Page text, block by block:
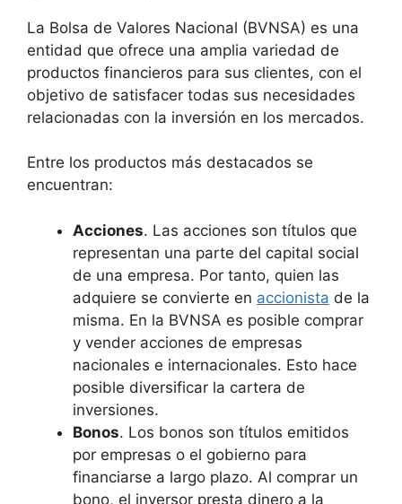
La Bolsa de Valores Nacional (BVNSA) es una
entidad que ofrece una amplia variedad de
productos financieros para sus clientes, con el
objetivo de satisfacer todas sus necesidades
relacionadas con la inversión en los mercados.
Entre los productos más destacados se
encuentran:
Acciones. Las acciones son títulos que
representan una parte del capital social
de una empresa. Por tanto, quien las
adquiere se convierte en accionista de la
misma. En la BVNSA es posible comprar
y vender acciones de empresas
nacionales e internacionales. Esto hace
posible diversificar la cartera de
inversiones.
Bonos. Los bonos son títulos emitidos
por empresas o el gobierno para
financiarse a largo plazo. Al comprar un
bono, el inversor presta dinero a la